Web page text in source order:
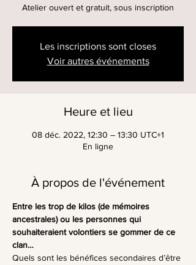
Atelier ouvert et gratuit, sous inscription
Les inscriptions sont closes
Voir autres événements
Heure et lieu
08 déc. 2022, 12:30 – 13:30 UTC+1
En ligne
À propos de l'événement
Entre les trop de kilos (de mémoires
ancestrales) ou les personnes qui
souhaiteraient volontiers se gommer de ce
clan…
Quels sont les bénéfices secondaires d’être